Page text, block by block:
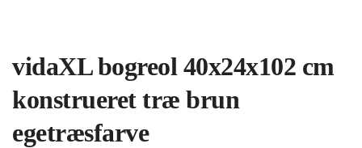
vidaXL bogreol 40x24x102 cm
konstrueret træ brun
egetræsfarve